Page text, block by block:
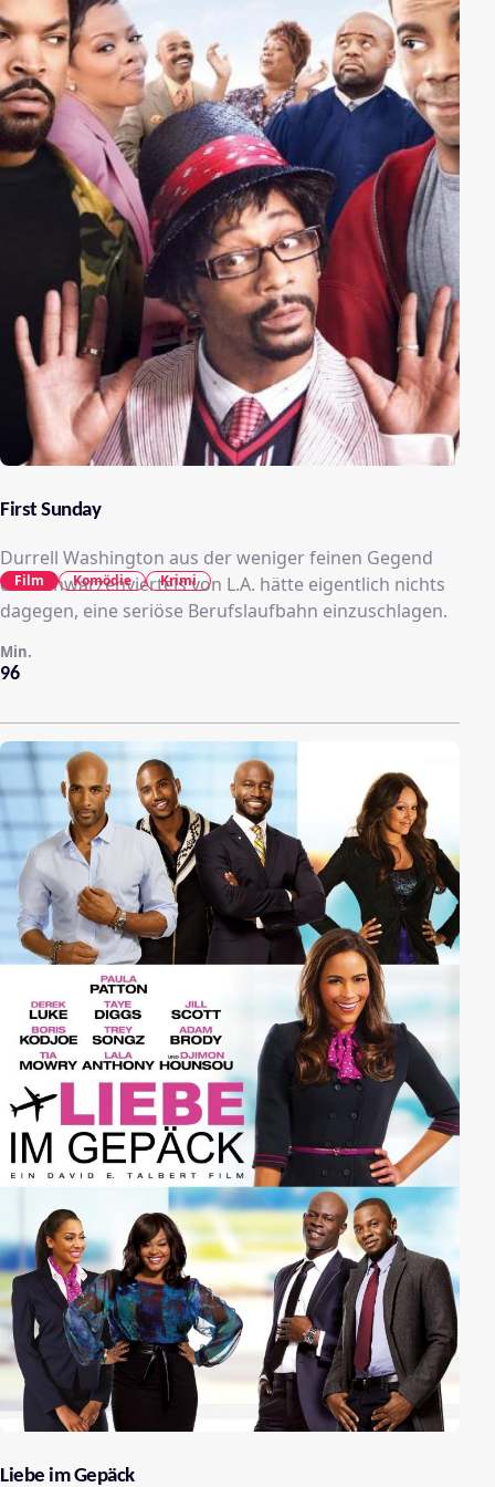
First Sunday
Durrell Washington aus der weniger feinen Gegend
des Schwarzenviertels von L.A. hätte eigentlich nichts
dagegen, eine seriöse Berufslaufbahn einzuschlagen.
96
Min.
Film Komödie Krimi
Liebe im Gepäck